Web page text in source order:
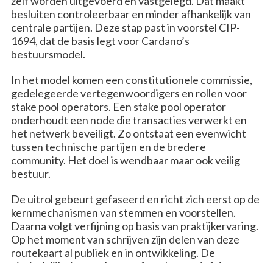
besluiten controleerbaar en minder afhankelijk van
centrale partijen. Deze stap past in voorstel CIP-
1694, dat de basis legt voor Cardano’s
bestuursmodel.
In het model komen een constitutionele commissie,
gedelegeerde vertegenwoordigers en rollen voor
stake pool operators. Een stake pool operator
onderhoudt een node die transacties verwerkt en
het netwerk beveiligt. Zo ontstaat een evenwicht
tussen technische partijen en de bredere
community. Het doel is wendbaar maar ook veilig
bestuur.
De uitrol gebeurt gefaseerd en richt zich eerst op de
kernmechanismen van stemmen en voorstellen.
Daarna volgt verfijning op basis van praktijkervaring.
Op het moment van schrijven zijn delen van deze
routekaart al publiek en in ontwikkeling. De